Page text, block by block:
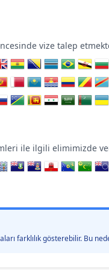
vize talep
ile ilgili elimimizde
farklılık gösterebilir. Bu